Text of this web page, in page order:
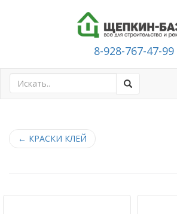
8-928-767-47-99
← КРАСКИ КЛЕЙ